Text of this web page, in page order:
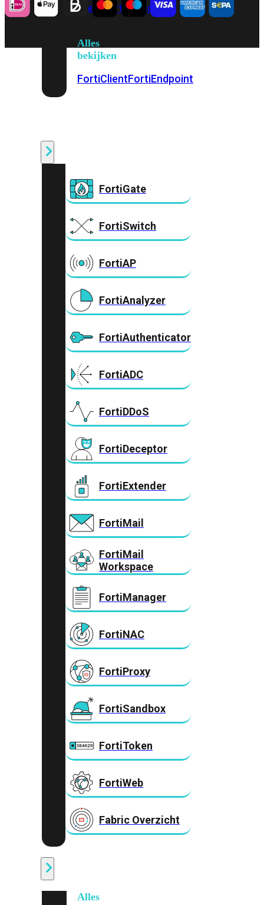
PremFortiCloud
Alles
bekijken
FortiClientFortiEndpoint
FortiGate
FortiSwitch
FortiAP
FortiAnalyzer
FortiAuthenticator
FortiADC
FortiDDoS
FortiDeceptor
FortiExtender
FortiMail
FortiMail
Workspace
FortiManager
FortiNAC
FortiProxy
FortiSandbox
FortiToken
FortiWeb
Fabric Overzicht
Alles